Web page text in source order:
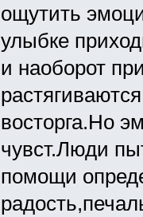
ощутить
улыбке
и наоборот
восторга.Но
чувст.Люди
помощи